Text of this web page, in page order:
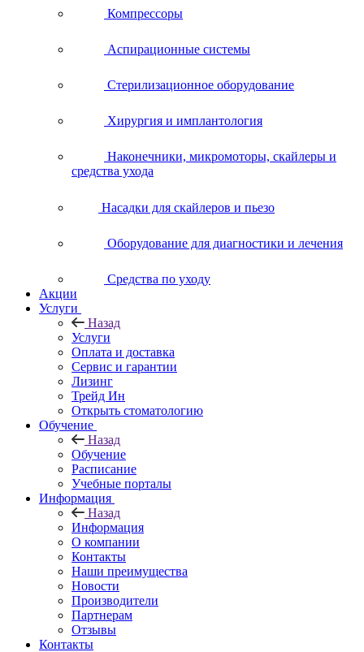
Компрессоры
Аспирационные системы
Стерилизационное оборудование
Хирургия и имплантология
Наконечники, микромоторы, скайлеры и
средства ухода
Насадки для скайлеров и пьезо
Оборудование для диагностики и лечения
Средства по уходу
Акции
Услуги
Назад
Услуги
Оплата и доставка
Сервис и гарантии
Лизинг
Трейд Ин
Открыть стоматологию
Обучение
Назад
Обучение
Расписание
Учебные порталы
Информация
Назад
Информация
О компании
Контакты
Наши преимущества
Новости
Производители
Партнерам
Отзывы
Контакты